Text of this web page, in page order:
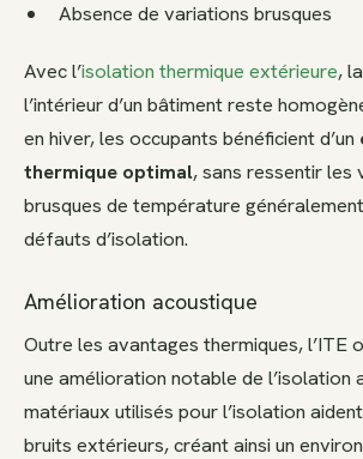
Absence de variations brusques
Avec l’isolation thermique extérieure,
l’intérieur d’un bâtiment reste
en hiver, les occupants bénéficient d’un
thermique optimal, sans ressentir les
brusques de température
défauts d’isolation.
Amélioration acoustique
Outre les avantages thermiques, l’ITE
une amélioration notable de l’isolation
matériaux utilisés pour l’isolation
bruits extérieurs, créant ainsi un